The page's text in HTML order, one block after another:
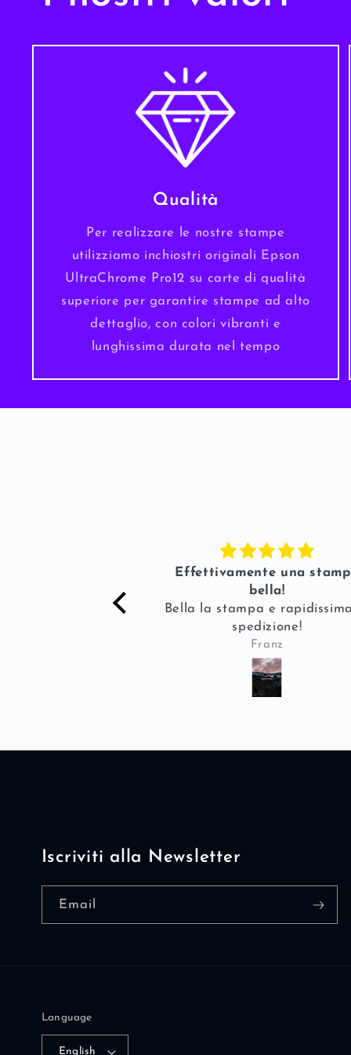
Qualità
Per realizzare le nostre stampe
utilizziamo inchiostri originali Epson
UltraChrome Pro12 su carte di qualità
superiore per garantire stampe ad alto
dettaglio, con colori vibranti e
lunghissima durata nel tempo
Effettivamente una
bella!
Bella la stampa e
spedizione!
Franz
Iscriviti alla Newsletter
Email
Language
English